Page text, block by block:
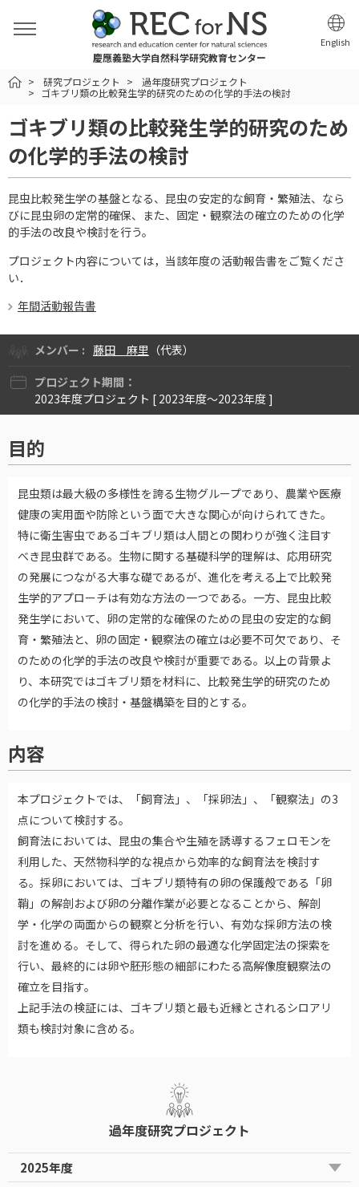
慶應義塾大学自然科学研究教育センター
English
HOME研究プロジェクト
過年度研究プロジェクト
ゴキブリ類の比較発生学的研究のための化学的手法の検討
ゴキブリ類の比較発生学的研究のため
の化学的手法の検討
昆虫比較発生学の基盤となる、昆虫の安定的な飼育・繁殖法、なら
びに昆虫卵の定常的確保、また、固定・観察法の確立のための化学
的手法の改良や検討を行う。
プロジェクト内容については，当該年度の活動報告書をご覧くださ
い．
年間活動報告書
メンバー : 藤田 麻里 （代表）
プロジェクト期間：
2023年度プロジェクト [ 2023年度〜2023年度 ]
目的
昆虫類は最大級の多様性を誇る生物グループであり、農業や医療
健康の実用面や防除という面で大きな関心が向けられてきた。
特に衛生害虫であるゴキブリ類は人間との関わりが強く注目す
べき昆虫群である。生物に関する基礎科学的理解は、応用研究
の発展につながる大事な礎であるが、進化を考える上で比較発
生学的アプローチは有効な方法の一つである。一方、昆虫比較
発生学において、卵の定常的な確保のための昆虫の安定的な飼
育・繁殖法と、卵の固定・観察法の確立は必要不可欠であり、そ
のための化学的手法の改良や検討が重要である。以上の背景よ
り、本研究ではゴキブリ類を材料に、比較発生学的研究のため
の化学的手法の検討・基盤構築を目的とする。
内容
本プロジェクトでは、「飼育法」、「採卵法」、「観察法」の3
点について検討する。
飼育法においては、昆虫の集合や生殖を誘導するフェロモンを
利用した、天然物科学的な視点から効率的な飼育法を検討す
る。採卵においては、ゴキブリ類特有の卵の保護殻である「卵
鞘」の解剖および卵の分離作業が必要となることから、解剖
学・化学の両面からの観察と分析を行い、有効な採卵方法の検
討を進める。そして、得られた卵の最適な化学固定法の探索を
行い、最終的には卵や胚形態の細部にわたる高解像度観察法の
確立を目指す。
上記手法の検証には、ゴキブリ類と最も近縁とされるシロアリ
類も検討対象に含める。
過年度研究プロジェクト
2025年度